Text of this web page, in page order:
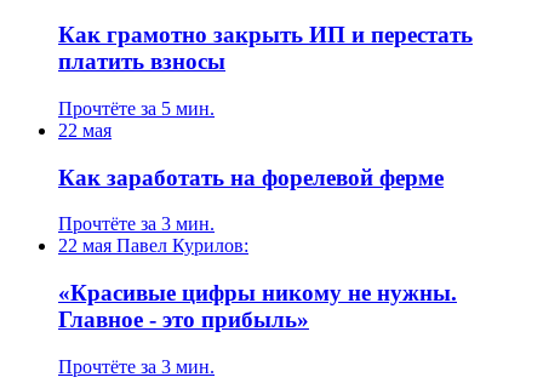
Как грамотно закрыть ИП и перестать
платить взносы
Прочтёте за 5 мин.
22 мая
Как заработать на форелевой ферме
Прочтёте за 3 мин.
22 мая Павел Курилов:
«Красивые цифры никому не нужны.
Главное - это прибыль»
Прочтёте за 3 мин.